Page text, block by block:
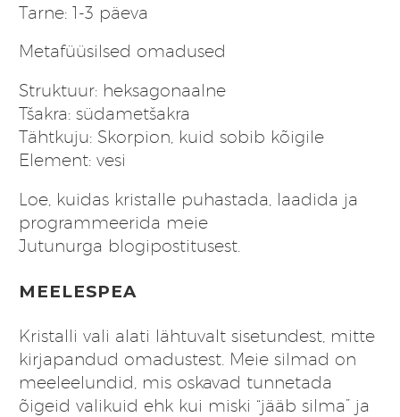
Tarne: 1-3 päeva
Metafüüsilsed omadused
Struktuur: heksagonaalne
Tšakra: südametšakra
Tähtkuju: Skorpion, kuid sobib kõigile
Element: vesi
Loe, kuidas kristalle puhastada, laadida ja
programmeerida meie
Jutunurga blogipostitusest
MEELESPEA
Kristalli vali alati lähtuvalt sisetundest, mitte
kirjapandud omadustest. Meie silmad on
meeleelundid, mis oskavad tunnetada
õigeid valikuid ehk kui miski “jääb silma” ja